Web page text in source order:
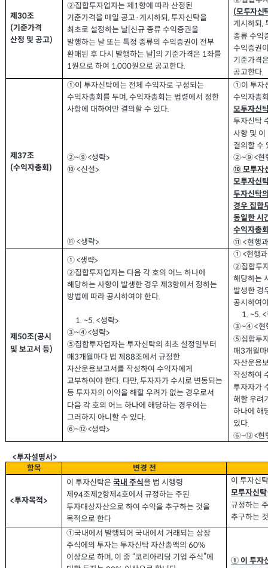
제30조
(기준가격
산정 및 공고)
②집합투자업자는 제 1항에 따라 산정된
기준가격을 매일 공고· 게시하되,투자신탁을
최초로 설정하는 날[신규 종류 수익증권을
발행하는 날 또는 특정 종류의 수익증권이 전부
환매된 후 다시 발행하는 날 의 기준가격은 1좌를
1원으로 하여 1,000원으로 공고한다.
(모투자신
게시하되,
종류 수익
수익증권
기준가격
공고한다.
제37조
(수익자총회 )
①이 투자신탁에는 전체 수익자로 구성되는
수익자총회를 두며,수익자총회는 법령에서 정한
사항에 대하여만 결의할 수 있다.
②~⑨ <생략>
⑩ <신설>
⑪ <생략>
①이 투자
수익자총
모투자신
투자신탁
사항 및
결의할 수
②~⑨ <현
⑩모투자
모투자신
투자신탁
경우 집합
동일한 시
수익자총
⑪ <현행
제 50조(공시
및 보고서 등)
① <생략>
②집합투자업자는 다음 각 호의 어느 하나에
해당하는 사항이 발생한 경우 제3항에서 정하는
방법에 따라 공시하여야 한다.
1. ~5. <생략>
③~④<생략>
⑤집합투자업자는 투자신탁의 최초 설정일부터
매3개월마다 법 제88조에서 규정한
자산운용보고서를 작성하여 수익자에게
교부하여야 한다. 다만,투자자가 수시로 변동되는
등 투자자의 이익을 해할 우려가 없는 경우로서
다음 각 호의 어느 하나에 해당하는 경우에는
그러하지 아니할 수 있다.
⑥~⑫ <생략>
① <현행
②집합투
해당하는
발생한 경
공시하여
1. ~5. <
③~④<현
⑤집합투
매3개월
자산운용
작성하여
투자자가
해할 우려
하나에 해
있다.
⑥~⑫ <현
<투자설명서>
항목
변경 전
<투자목적>
이 투자신탁은국내 주식을 법 시행령
제94조제2항제4호에서 규정하는 주된
투자대상자산으로 하여 수익을 추구하는 것을
목적으로 한다
이 투자신
모투자신탁
규정하는
추구하는
①국내에서 발행되어 국내에서 거래되는 상장
주식에의 투자는 투자신탁 자산총액의 60%
이상으로 하며, 이 중 “코리아리딩 기업 주식”에
① 이 투자